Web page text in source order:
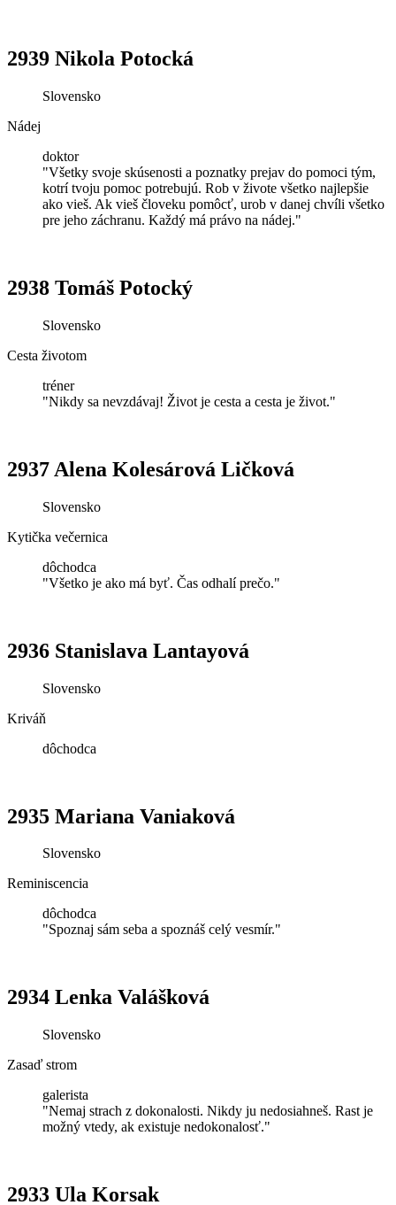
2939 Nikola Potocká
Slovensko
Nádej
doktor
"Všetky svoje skúsenosti a poznatky prejav do pomoci tým,
kotrí tvoju pomoc potrebujú. Rob v živote všetko najlepšie
ako vieš. Ak vieš človeku pomôcť, urob v danej chvíli všetko
pre jeho záchranu. Každý má právo na nádej."
2938 Tomáš Potocký
Slovensko
Cesta životom
tréner
"Nikdy sa nevzdávaj! Život je cesta a cesta je život."
2937 Alena Kolesárová Ličková
Slovensko
Kytička večernica
dôchodca
"Všetko je ako má byť. Čas odhalí prečo."
2936 Stanislava Lantayová
Slovensko
Kriváň
dôchodca
2935 Mariana Vaniaková
Slovensko
Reminiscencia
dôchodca
"Spoznaj sám seba a spoznáš celý vesmír."
2934 Lenka Valášková
Slovensko
Zasaď strom
galerista
"Nemaj strach z dokonalosti. Nikdy ju nedosiahneš. Rast je
možný vtedy, ak existuje nedokonalosť."
2933 Ula Korsak